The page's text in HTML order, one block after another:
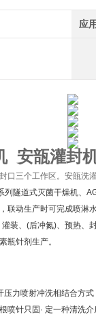
应
安瓿灌封
口三个工作区。安瓿洗
隧道式灭菌干燥机、
联动生产时可完成喷
装、(后冲氮)、预热、
瓶针剂生产。
力喷射冲洗相结合方
喷针只固· 定一种清洗